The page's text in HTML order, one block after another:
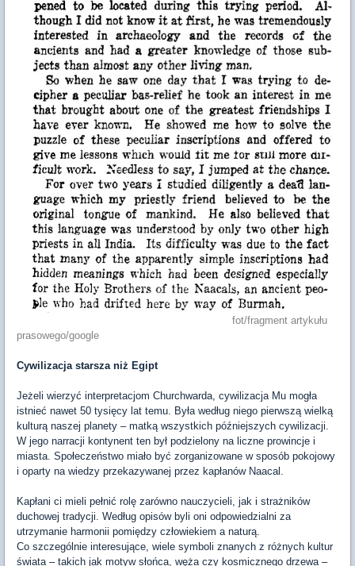
fot/fragment artykułu
prasowego/google
Cywilizacja starsza niż Egipt
Jeżeli wierzyć interpretacjom Churchwarda, cywilizacja Mu mogła
istnieć nawet 50 tysięcy lat temu. Była według niego pierwszą wielką
kulturą naszej planety – matką wszystkich późniejszych cywilizacji.
W jego narracji kontynent ten był podzielony na liczne prowincje i
miasta. Społeczeństwo miało być zorganizowane w sposób pokojowy
i oparty na wiedzy przekazywanej przez kapłanów Naacal.
Kapłani ci mieli pełnić rolę zarówno nauczycieli, jak i strażników
duchowej tradycji. Według opisów byli oni odpowiedzialni za
utrzymanie harmonii pomiędzy człowiekiem a naturą.
Co szczególnie interesujące, wiele symboli znanych z różnych kultur
świata – takich jak motyw słońca, węża czy kosmicznego drzewa –